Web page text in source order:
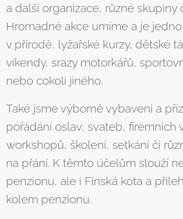
a další organizace, různé skupiny
Hromadné akce umíme a je
v přírodě, lyžařské kurzy, dětské
víkendy, srazy motorkářů,
nebo cokoli jiného.
Také jsme výborně vybaveni a
pořádání oslav, svateb, firemních
workshopů, školení, setkání či
na přání. K těmto účelům slouží
penzionu, ale i Finská kota a
kolem penzionu.